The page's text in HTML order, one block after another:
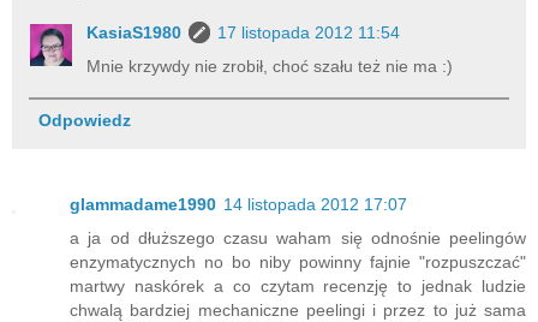
KasiaS1980
17 listopada 2012 11:54
Mnie krzywdy nie zrobił, choć szału też nie ma :)
Odpowiedz
glammadame1990 14 listopada 2012 17:07
a ja od dłuższego czasu waham się odnośnie peelingów
enzymatycznych no bo niby powinny fajnie "rozpuszczać"
martwy naskórek a co czytam recenzję to jednak ludzie
chwalą bardziej mechaniczne peelingi i przez to już sama